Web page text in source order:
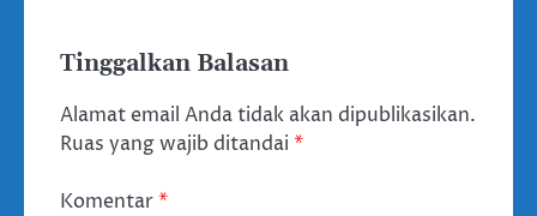
Tinggalkan Balasan
Alamat email Anda tidak akan dipublikasikan.
Ruas yang wajib ditandai *
Komentar*